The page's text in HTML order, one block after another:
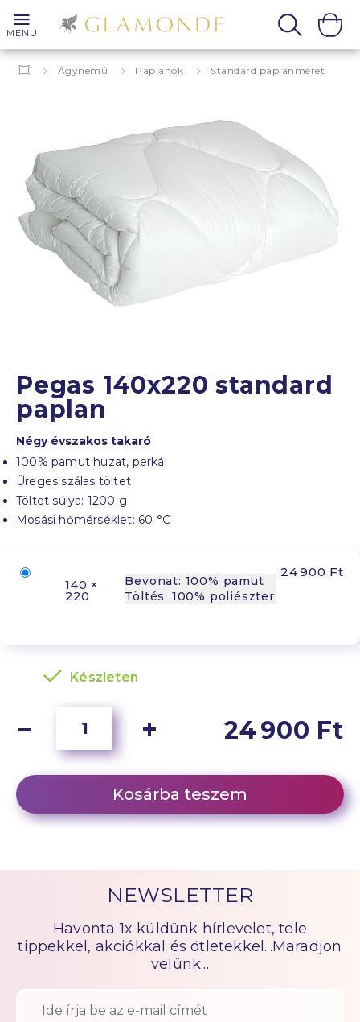
MENU
Ágynemű Paplanok Standard paplanméret
Pegas 140x220 standard
paplan
Négy évszakos takaró
100% pamut huzat, perkál
Üreges szálas töltet
Töltet súlya: 1200 g
Mosási hőmérséklet: 60 °C
140 ×
220
Bevonat: 100% pamut
Töltés: 100% poliészter
24 900 Ft
Készleten
24 900 Ft
Kosárba teszem
NEWSLETTER
Havonta 1x küldünk hírlevelet, tele
tippekkel, akciókkal és ötletekkel...Maradjon
velünk...